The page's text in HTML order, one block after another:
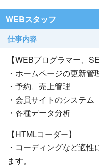
WEBスタッフ
仕事内容
【WEBプログラマー、SE
・ホームページの更新管
・予約、売上管理
・会員サイトのシステム
・各種データ分析
【HTMLコーダー】
・コーディングなど適
ます。